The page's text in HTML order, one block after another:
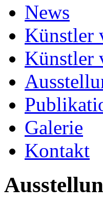
News
Künstler
Künstler
Galerie
Kontakt